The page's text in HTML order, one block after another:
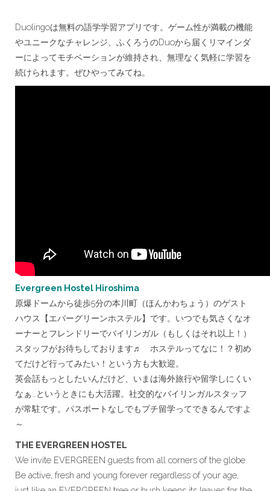
あ
る
ッ
ク
Duolingoは無料の語学学習アプリです。ゲーム性が満載の機能
やユニークなチャレンジ、ふくろうのDuoから届くリマインダ
ーによってモチベーションが維持され、無理なく気軽に学習を
続けられます。ぜひやってみてね。
Evergreen Hostel Hiroshima
原爆ドームから徒歩5分の本川町（ほんかわちょう）のゲスト
ハウス【エバーグリーンホステル】です。いつでも気さくなオ
ーナーとフレンドリーでバイリンガル（もしくはそれ以上！）
スタッフがお待ちしております♬ ホステルってなに！？初め
てだけど行ってみたい！という方も大歓迎。
英会話もっとしたいんだけど、いまは海外旅行や留学しにくい
なぁ…というときにも大活躍。社交的なバイリンガルスタッフ
が常駐です。パスポートなしでもプチ留学ってできるんですよ
～
THE EVERGREEN HOSTEL
We invite EVERGREEN guests from all corners of the globe.
Be active, fresh and young forever regardless of your age,